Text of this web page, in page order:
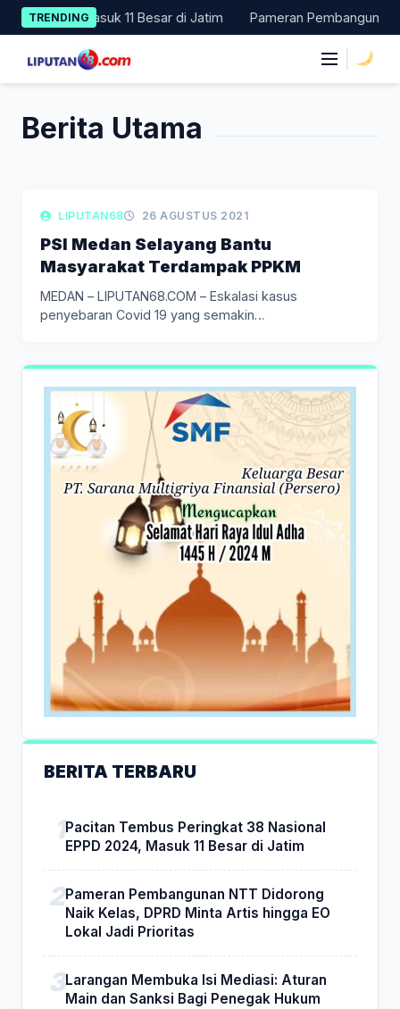
Skip
to
content
TRENDING
2024, Masuk 11 Besar di Jatim Pameran Pembangunan
Berita Utama
LIPUTAN SOSIAL
LIPUTAN68 26 AGUSTUS 2021
PSI Medan Selayang Bantu
Masyarakat Terdampak PPKM
MEDAN – LIPUTAN68.COM – Eskalasi kasus
penyebaran Covid 19 yang semakin
BERITA TERBARU
Pacitan Tembus Peringkat 38 Nasional
EPPD 2024, Masuk 11 Besar di Jatim
Pameran Pembangunan NTT Didorong
Naik Kelas, DPRD Minta Artis hingga EO
Lokal Jadi Prioritas
Larangan Membuka Isi Mediasi: Aturan
Main dan Sanksi Bagi Penegak Hukum